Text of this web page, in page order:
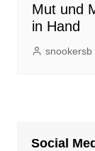
Mut und
in Hand
snookersb
Social